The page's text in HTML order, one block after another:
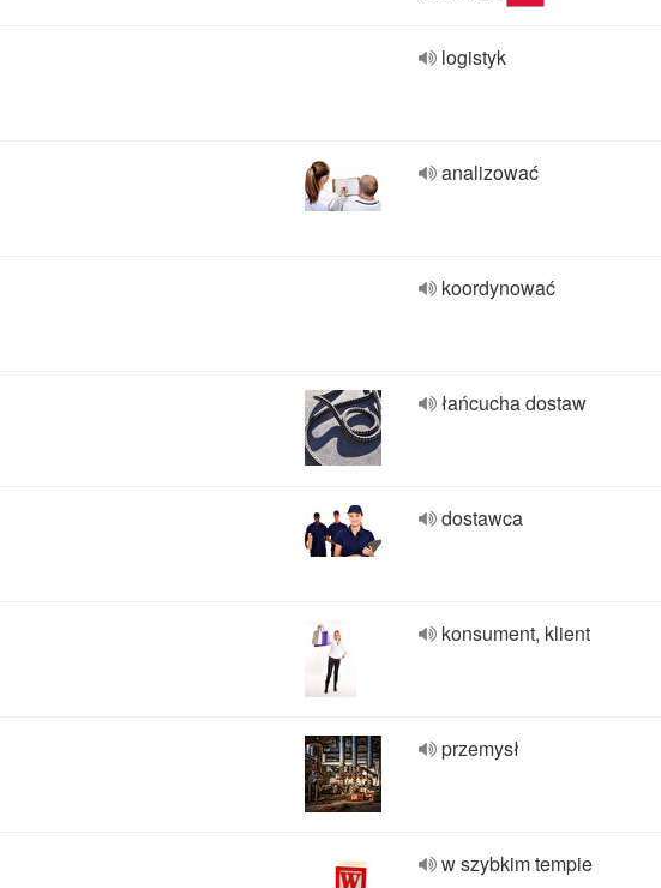
logistyk
analizować
koordynować
łańcucha dostaw
dostawca
konsument, klient
przemysł
w szybkim tempie